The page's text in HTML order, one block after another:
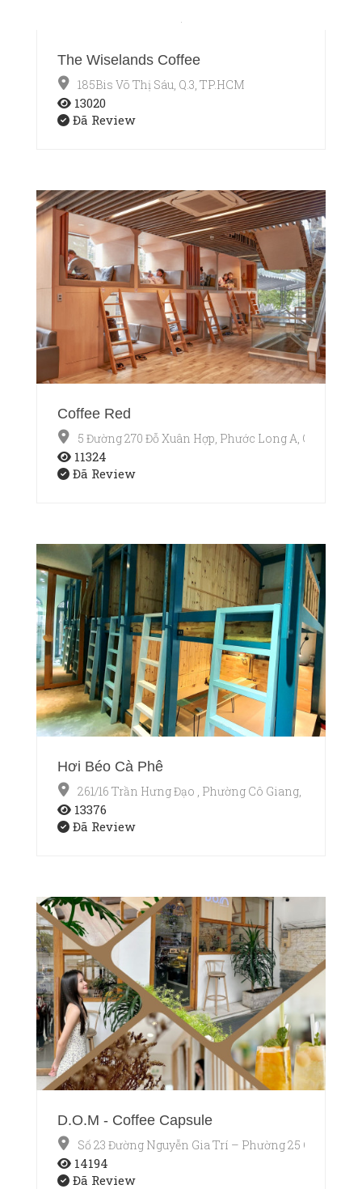
The Wiselands Coffee
185Bis Võ Thị Sáu, Q.3, TP.HCM
13020
Đã Review
Coffee Red
5 Đường 270 Đỗ Xuân Hợp, Phước Long A, Q9
11324
Đã Review
Hơi Béo Cà Phê
261/16 Trần Hưng Đạo , Phường Cô Giang, Quận 1,
13376
Đã Review
D.O.M - Coffee Capsule
Số 23 Đường Nguyễn Gia Trí – Phường 25 Quận
14194
Đã Review